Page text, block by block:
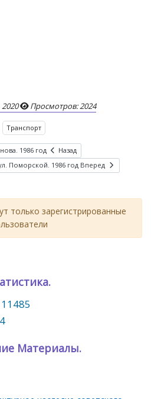
и Поморской
Просмотров: 2024
Транспорт
1986 год
Назад
Поморской. 1986 год Вперед
только зарегистрированные
Материалы.